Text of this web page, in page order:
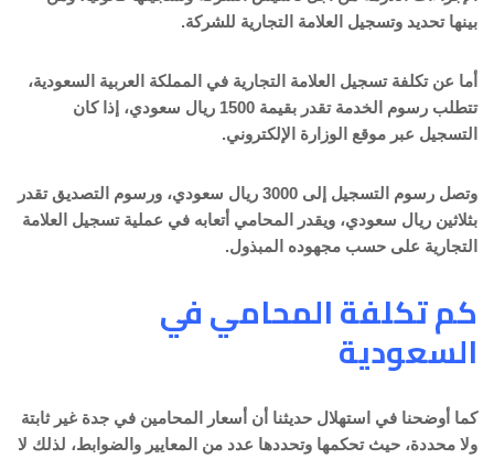
بينها تحديد وتسجيل العلامة التجارية للشركة.
أما عن تكلفة تسجيل العلامة التجارية في المملكة العربية السعودية،
تتطلب رسوم الخدمة تقدر بقيمة 1500 ريال سعودي، إذا كان
التسجيل عبر موقع الوزارة الإلكتروني.
وتصل رسوم التسجيل إلى 3000 ريال سعودي، ورسوم التصديق تقدر
بثلاثين ريال سعودي، ويقدر المحامي أتعابه في عملية تسجيل العلامة
التجارية على حسب مجهوده المبذول.
كم تكلفة المحامي في
السعودية
كما أوضحنا في استهلال حديثنا أن أسعار المحامين في جدة غير ثابتة
ولا محددة، حيث تحكمها وتحددها عدد من المعايير والضوابط، لذلك لا